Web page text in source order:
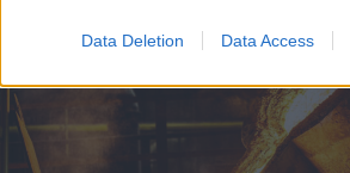
Data Deletion Data Access